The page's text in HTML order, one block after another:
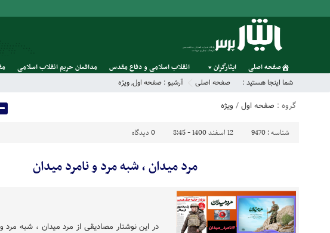
صفحه اصلی ایثارگران انقلاب اسلامی و دفاع مقدس مدافعان حریم انقلاب اسلامی
شما اینجا هستید : صفحه اصلی آرشیو : صفحه اول,ویژه
گروه : صفحه اول/ ویژه
شناسه : 9470 12 اسفند 1400 - 8:45 0 دیدگاه
مرد میدان ، شبه مرد و نامرد میدان
در این نوشتار مصادیقی از مرد میدان ، شبه مرد